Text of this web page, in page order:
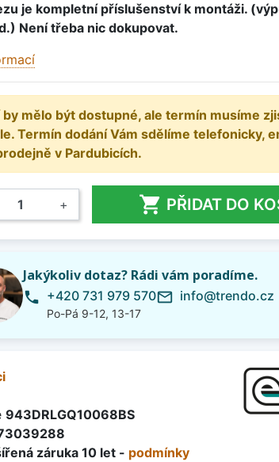
je kompletní příslušenství k montáži.
Není třeba nic dokupovat.
by mělo být dostupné, ale termín musíme
Termín dodání Vám sdělíme telefonicky,
v Pardubicích.
+  PŘIDAT DO
Jakýkoliv dotaz? Rádi vám poradíme.
phone +420 731 979 570
Po-Pá 9-12, 13-17
mail_outline info@trendo.cz
943DRLGQ10068BS
záruka 10 let - podmínky